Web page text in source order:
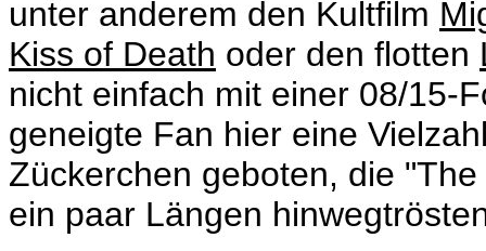
unter anderem den Kultfilm
Kiss of Death oder den flotten
nicht einfach mit einer 08/15-
geneigte Fan hier eine
Zückerchen geboten, die
ein paar Längen